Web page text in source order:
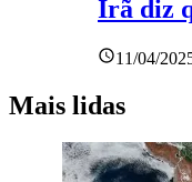
Irã diz
11/04/
Mais lidas